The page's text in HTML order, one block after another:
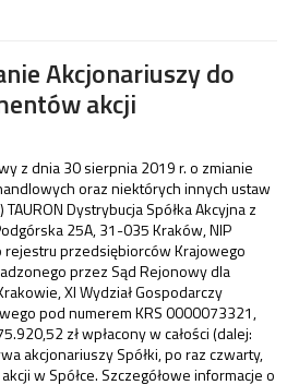
Akcjonariuszy do
akcji
z dnia 30 sierpnia 2019 r. o zmianie
oraz niektórych innych ustaw
Dystrybucja Spółka Akcyjna z
25A, 31-035 Kraków, NIP
przedsiębiorców Krajowego
przez Sąd Rejonowy dla
XI Wydział Gospodarczy
pod numerem KRS 0000073321,
zł wpłacony w całości (dalej:
akcjonariuszy Spółki, po raz czwarty,
w Spółce. Szczegółowe informacje o